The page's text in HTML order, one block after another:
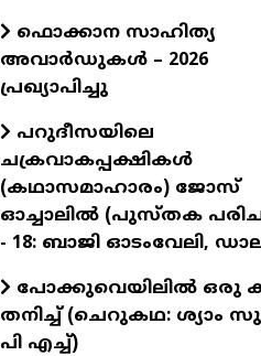
ഫൊക്കാന സാഹിത്യ
അവാർഡുകൾ – 2026
പ്രഖ്യാപിച്ചു
പറുദീസയിലെ
ചക്രവാകപ്പക്ഷികൾ
(കഥാസമാഹാരം) ജോസ്
ഓച്ചാലിൽ (പുസ്തക
- 18: ബാജി ഓടംവേലി,
പോക്കുവെയിലിൽ ഒരു
തനിച്ച് (ചെറുകഥ: ശ്യാം
പി എച്ച്)